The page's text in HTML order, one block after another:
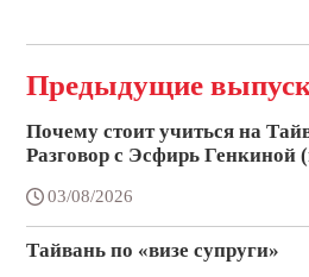
Предыдущие
Почему стоит учиться на
Разговор с Эсфирь Генкиной
03/08/2026
Тайвань по «визе супруги»